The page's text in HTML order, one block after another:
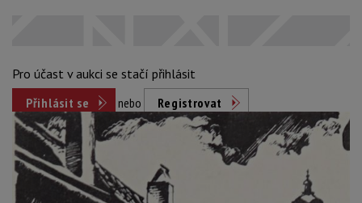
Pro účast v aukci se stačí přihlásit
Přihlásit se
nebo Registrovat